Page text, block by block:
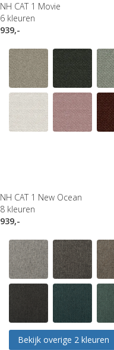
NH CAT 1 Movie
6 kleuren
939,-
NH CAT 1 New Ocean
8 kleuren
939,-
Bekijk overige 2 kleuren